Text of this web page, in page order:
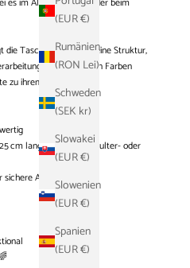
(EUR €)
Rumänien
(RON Lei)
Schweden
(SEK kr)
Slowakei
(EUR €)
Slowenien
(EUR €)
Spanien
(EUR €)
die Tasche durch ihre feine Struktur,
In 10 trendigen Farben
zu ihrem Look 🎨
cm lang – ideal als Schulter- oder
Aufbewahrung